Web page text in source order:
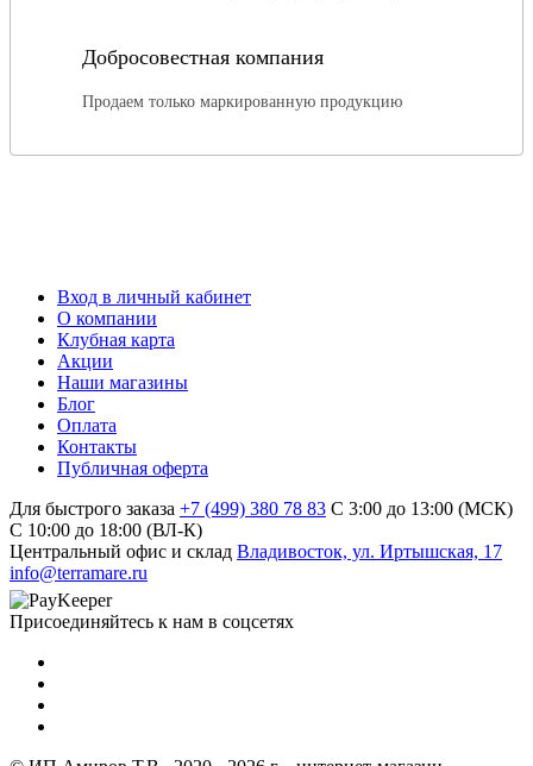
Добросовестная компания
Продаем только маркированную продукцию
Вход в личный кабинет
О компании
Клубная карта
Акции
Наши магазины
Блог
Оплата
Контакты
Публичная оферта
Для быстрого заказа +7 (499) 380 78 83 С 3:00 до 13:00 (МСК)
C 10:00 до 18:00 (ВЛ-К)
Центральный офис и склад Владивосток, ул. Иртышская, 17
info@terramare.ru
Присоединяйтесь к нам в соцсетях